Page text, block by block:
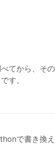
てから、そ
す。
で書き換え